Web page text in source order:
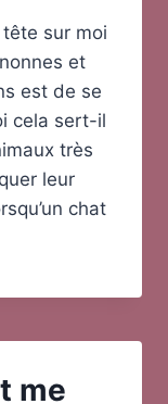
sur moi
et
est de se
cela sert-il
très
leur
chat
me